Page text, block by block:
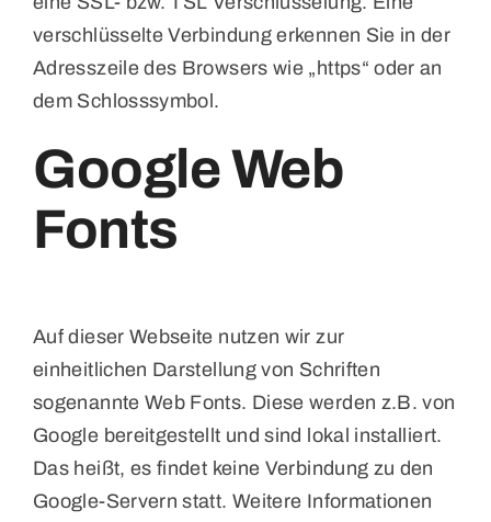
verschlüsselte Verbindung erkennen Sie in der
Adresszeile des Browsers wie „https“ oder an
dem Schlosssymbol.
Google Web
Fonts
Auf dieser Webseite nutzen wir zur
einheitlichen Darstellung von Schriften
sogenannte Web Fonts. Diese werden z.B. von
Google bereitgestellt und sind lokal installiert.
Das heißt, es findet keine Verbindung zu den
Google-Servern statt. Weitere Informationen